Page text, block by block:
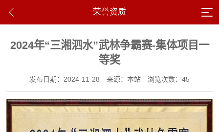
荣誉资质
2024年“三湘泗水”武林争霸赛-集体项目一
等奖
发布日期：2024-11-28 来源：本站 浏览次数：45